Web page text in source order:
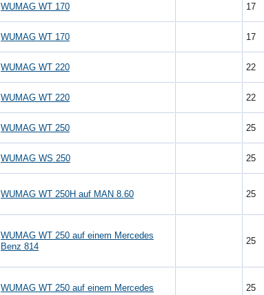
WUMAG WT 170 17
WUMAG WT 170 17
WUMAG WT 220 22
WUMAG WT 220 22
WUMAG WT 250 25
WUMAG WS 250 25
WUMAG WT 250H auf MAN 8.60 25
WUMAG WT 250 auf einem Mercedes
Benz 814
25
WUMAG WT 250 auf einem Mercedes 25